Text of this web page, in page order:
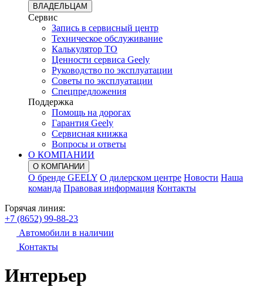
ВЛАДЕЛЬЦАМ
Сервис
Запись в сервисный центр
Техническое обслуживание
Калькулятор ТО
Ценности сервиса Geely
Руководство по эксплуатации
Советы по эксплуатации
Спецпредложения
Поддержка
Помощь на дорогах
Гарантия Geely
Сервисная книжка
Вопросы и ответы
О КОМПАНИИ
О КОМПАНИИ
О бренде GEELY О дилерском центре Новости Наша
команда Правовая информация Контакты
Горячая линия:
+7 (8652) 99-88-23
Автомобили в наличии
Контакты
Интерьер